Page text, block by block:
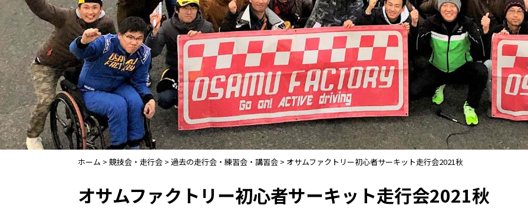
ホーム > 競技会・走行会 > 過去の走行会・練習会・講習会 > オサムファクトリー初心者サーキット走行会2021秋
オサムファクトリー初心者サーキット走行会2021秋